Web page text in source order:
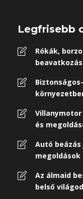
Legfrisebb
Rókák,
és
Autó
megoldások
Az álmaid
belső